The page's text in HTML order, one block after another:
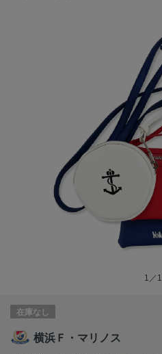
1／1
在庫なし
横浜Ｆ・マリノス